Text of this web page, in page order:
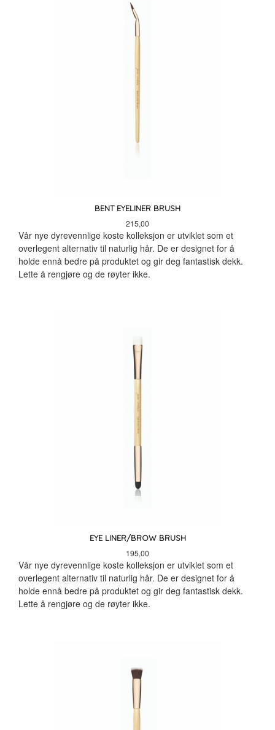
BENT EYELINER BRUSH
Pris
215,00
Vår nye dyrevennlige koste kolleksjon er utviklet som et
overlegent alternativ til naturlig hår. De er designet for å
holde ennå bedre på produktet og gir deg fantastisk dekk.
Lette å rengjøre og de røyter ikke.
EYE LINER/BROW BRUSH
Pris
195,00
Vår nye dyrevennlige koste kolleksjon er utviklet som et
overlegent alternativ til naturlig hår. De er designet for å
holde ennå bedre på produktet og gir deg fantastisk dekk.
Lette å rengjøre og de røyter ikke.